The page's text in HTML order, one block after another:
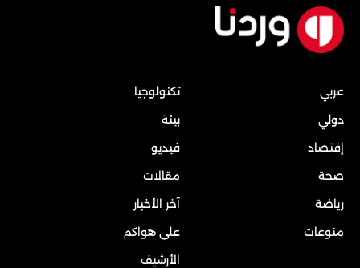
عربي
دولي
إقتصاد
صحة
رياضة
منوعات
تكنولوجيا
بيئة
فيديو
مقالات
آخر الأخبار
على هواكم
الأرشيف